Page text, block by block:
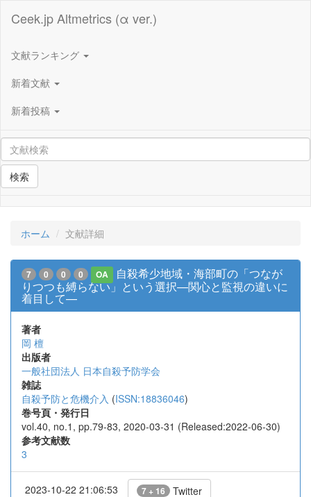
Ceek.jp Altmetrics (α ver.)
文献ランキング
新着文献
新着投稿
検索
ホーム 文献詳細
7 0 0 0 OA
自殺希少地域・海部町の「つなが
りつつも縛らない」という選択—関心と監視の違いに
着目して—
著者
岡 檀
出版者
一般社団法人 日本自殺予防学会
雑誌
自殺予防と危機介入 (ISSN:18836046)
巻号頁・発行日
vol.40, no.1, pp.79-83, 2020-03-31 (Released:2022-06-30)
参考文献数
3
2023-10-22 21:06:53 7 + 16 Twitter